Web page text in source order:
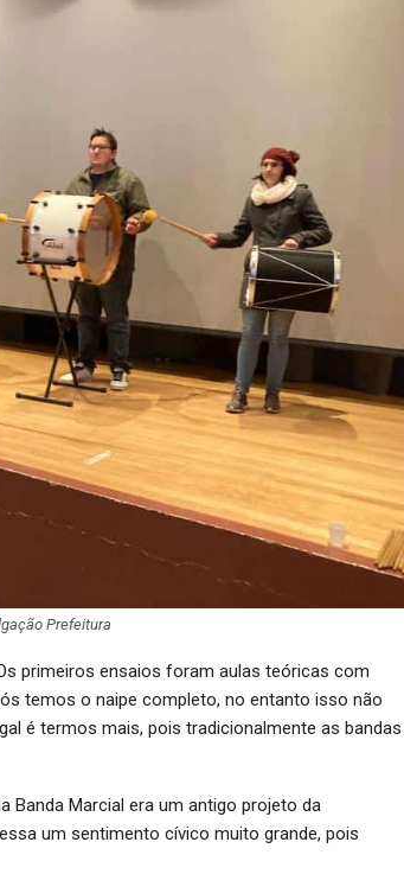
Prefeitura
primeiros ensaios foram aulas teóricas com
temos o naipe completo, no entanto isso não
é termos mais, pois tradicionalmente as bandas
Banda Marcial era um antigo projeto da
um sentimento cívico muito grande, pois